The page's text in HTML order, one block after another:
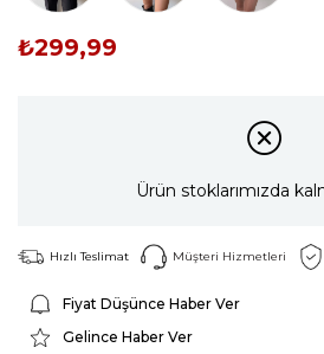
₺299,99
Ürün stoklarımızda
Hızlı Teslimat Müşteri Hizmetleri
Fiyat Düşünce Haber Ver
Gelince Haber Ver